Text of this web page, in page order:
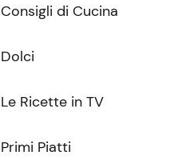
Consigli di Cucina
Dolci
Le Ricette in TV
Primi Piatti